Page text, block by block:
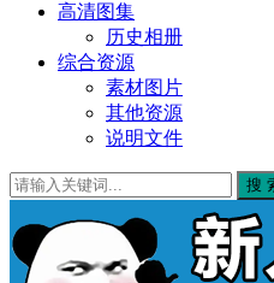
高清图集
历史相册
综合资源
素材图片
其他资源
说明文件
搜